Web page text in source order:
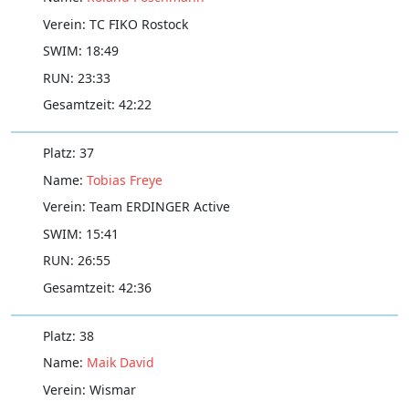
TC FIKO Rostock
18:49
23:33
42:22
37
Tobias Freye
Team ERDINGER Active
15:41
26:55
42:36
38
Maik David
Wismar